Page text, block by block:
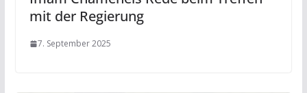
mit der Regierung
7. September 2025